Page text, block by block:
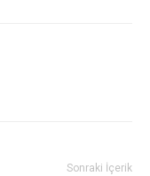
Sonraki İçerik